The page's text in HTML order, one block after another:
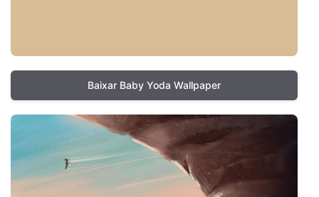
Baixar Baby Yoda Wallpaper